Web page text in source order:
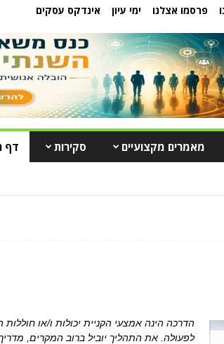
פרסמו אצלנו ימי עיון אינדקס עסקים
מאמרים מקצועיים סקירות דף
הדרכה הינה אמצעי הקניית יכולות ו/או חוללות
לפעולה. את התהליך יוביל ברוב המקרים, מדריך